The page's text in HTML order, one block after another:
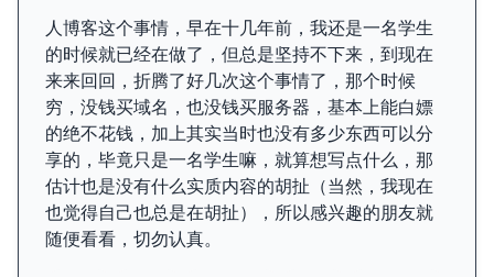
人博客这个事情，早在十几年前，我还是一名学生
的时候就已经在做了，但总是坚持不下来，到现在
来来回回，折腾了好几次这个事情了，那个时候
穷，没钱买域名，也没钱买服务器，基本上能白嫖
的绝不花钱，加上其实当时也没有多少东西可以分
享的，毕竟只是一名学生嘛，就算想写点什么，那
估计也是没有什么实质内容的胡扯（当然，我现在
也觉得自己也总是在胡扯），所以感兴趣的朋友就
随便看看，切勿认真。